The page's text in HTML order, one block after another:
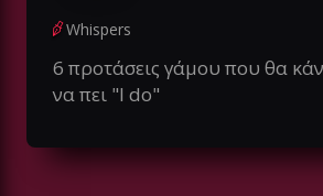
Whispers
6 προτάσεις γάμου που θα
να πει "I do"